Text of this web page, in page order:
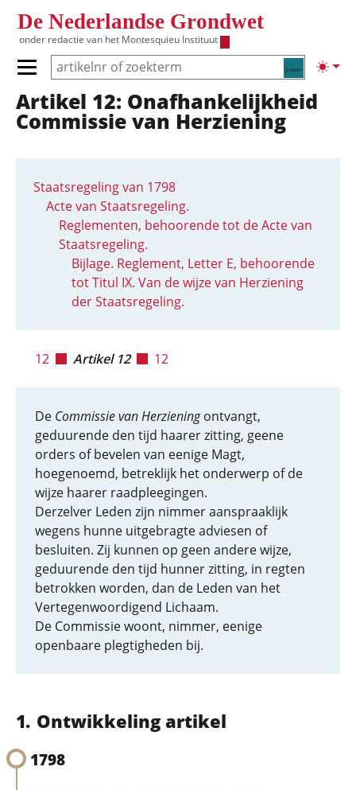
De Nederlandse Grondwet
onder redactie van het Montesquieu Instituut
Zoeken
Primair menu tonen/verbergen
Hoofdnavigatie
Artikel 12: Onafhankelijkheid
Commissie van Herziening
Staatsregeling van 1798
Acte van Staatsregeling.
Reglementen, behoorende tot de Acte van
Staatsregeling.
Bijlage. Reglement, Letter E, behoorende
tot Titul IX. Van de wijze van Herziening
der Staatsregeling.
12 Artikel 12 12
De Commissie van Herzieningontvangt,
geduurende den tijd haarer zitting, geene
orders of bevelen van eenige Magt,
hoegenoemd, betreklijk het onderwerp of de
wijze haarer raadpleegingen.
Derzelver Leden zijn nimmer aanspraaklijk
wegens hunne uitgebragte adviesen of
besluiten. Zij kunnen op geen andere wijze,
geduurende den tijd hunner zitting, in regten
betrokken worden, dan de Leden van het
Vertegenwoordigend Lichaam.
De Commissie woont, nimmer, eenige
openbaare plegtigheden bij.
Ontwikkeling artikel
1798